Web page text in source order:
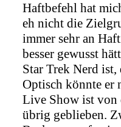
Haftbefehl hat
eh nicht die
immer sehr an
besser gewusst
Star Trek Nerd
Optisch könnte er
Live Show ist von
übrig geblieben.